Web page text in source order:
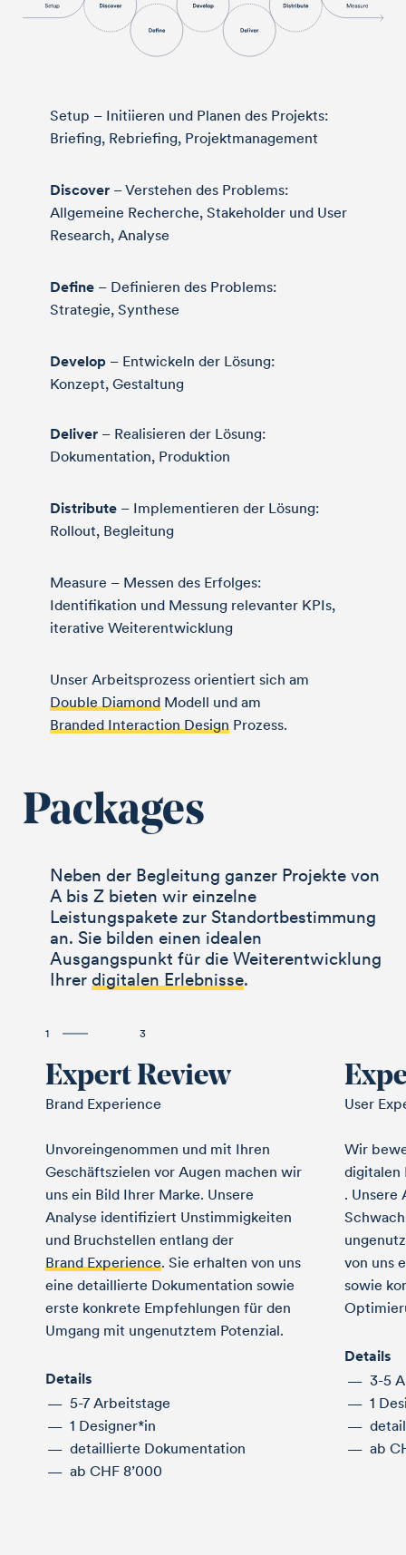
Setup – Initiieren und Planen des Projekts:
Briefing, Rebriefing, Projektmanagement
Discover – Verstehen des Problems:
Allgemeine Recherche, Stakeholder und User
Research, Analyse
Define – Definieren des Problems:
Strategie, Synthese
Develop – Entwickeln der Lösung:
Konzept, Gestaltung
Deliver – Realisieren der Lösung:
Dokumentation, Produktion
Distribute – Implementieren der Lösung:
Rollout, Begleitung
Measure – Messen des Erfolges:
Identifikation und Messung relevanter KPIs,
iterative Weiterentwicklung
Unser Arbeitsprozess orientiert sich am
Double Diamond Modell und am
Branded Interaction Design Prozess.
Packages
Neben der Begleitung ganzer Projekte von
A bis Z bieten wir einzelne
Leistungspakete zur Standort­bestimmung
an. Sie bilden einen idealen
Ausgangspunkt für die Weiterentwicklung
Ihrer digitalen Erlebnisse.
Expert Review
Brand Experience
Unvoreingenommen und mit Ihren
Geschäftszielen vor Augen machen wir
uns ein Bild Ihrer Marke. Unsere
Analyse identifiziert Unstimmig­keiten
und Bruchstellen entlang der
Brand Experience. Sie erhalten von uns
eine detaillierte Dokumentation sowie
erste konkrete Empfehlungen für den
Umgang mit ungenutztem Potenzial.
Details
5-7 Arbeitstage
1 Designer*in
detaillierte Dokumentation
ab CHF 8’000
User
Wir
digitalen
. Unsere
von uns
sowie
Details
3-5
1
ab
1 3